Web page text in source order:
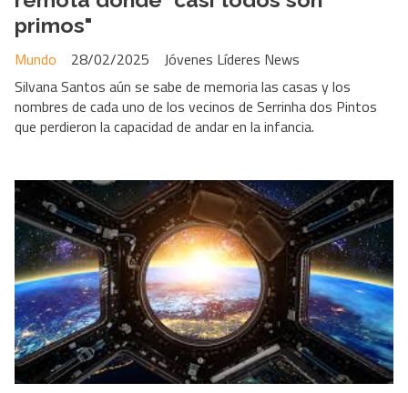
primos"
Jóvenes Líderes News
Mundo
28/02/2025
Silvana Santos aún se sabe de memoria las casas y los
nombres de cada uno de los vecinos de Serrinha dos Pintos
que perdieron la capacidad de andar en la infancia.